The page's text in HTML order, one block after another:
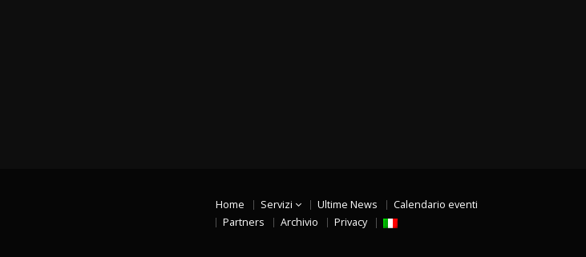
Home Servizi Ultime News
Calendario eventi
Partners
Archivio Privacy